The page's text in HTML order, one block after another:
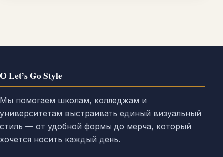
О Let’s Go Style
Мы помогаем школам, колледжам и
университетам выстраивать единый визуальный
стиль — от удобной формы до мерча, который
хочется носить каждый день.